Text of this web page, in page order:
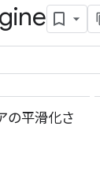
の平滑化さ